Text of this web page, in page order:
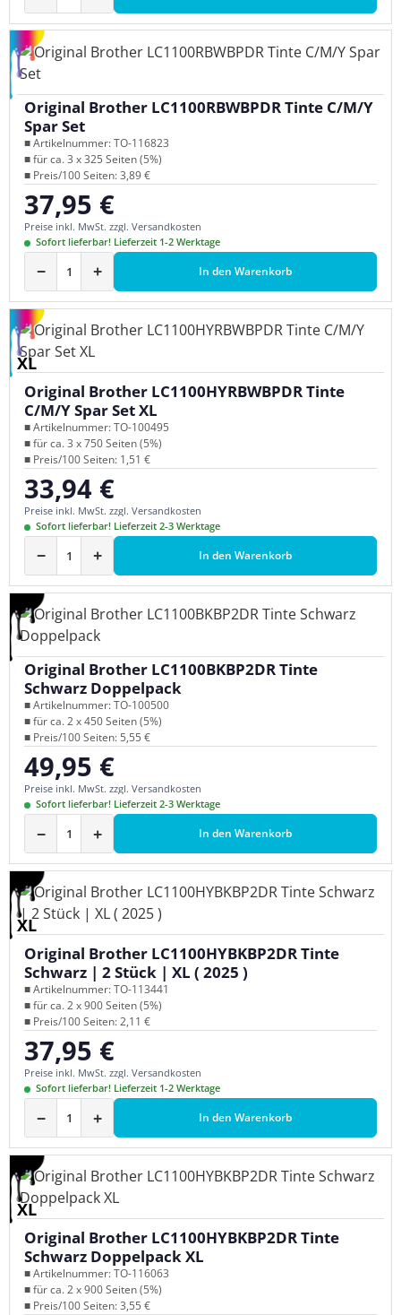
Original Brother LC1100RBWBPDR Tinte C/M/Y
Spar Set
■ Artikelnummer: TO-116823
■ für ca. 3 x 325 Seiten (5%)
■ Preis/100 Seiten: 3,89 €
Regulärer Preis:
37,95 €
Preise inkl. MwSt. zzgl. Versandkosten
Sofort lieferbar! Lieferzeit 1-2 Werktage
− + In den Warenkorb
XL
Original Brother LC1100HYRBWBPDR Tinte
C/M/Y Spar Set XL
■ Artikelnummer: TO-100495
■ für ca. 3 x 750 Seiten (5%)
■ Preis/100 Seiten: 1,51 €
Regulärer Preis:
33,94 €
Preise inkl. MwSt. zzgl. Versandkosten
Sofort lieferbar! Lieferzeit 2-3 Werktage
− + In den Warenkorb
Original Brother LC1100BKBP2DR Tinte
Schwarz Doppelpack
■ Artikelnummer: TO-100500
■ für ca. 2 x 450 Seiten (5%)
■ Preis/100 Seiten: 5,55 €
Regulärer Preis:
49,95 €
Preise inkl. MwSt. zzgl. Versandkosten
Sofort lieferbar! Lieferzeit 2-3 Werktage
− + In den Warenkorb
XL
Original Brother LC1100HYBKBP2DR Tinte
Schwarz | 2 Stück | XL ( 2025 )
■ Artikelnummer: TO-113441
■ für ca. 2 x 900 Seiten (5%)
■ Preis/100 Seiten: 2,11 €
Regulärer Preis:
37,95 €
Preise inkl. MwSt. zzgl. Versandkosten
Sofort lieferbar! Lieferzeit 1-2 Werktage
− + In den Warenkorb
XL
Original Brother LC1100HYBKBP2DR Tinte
Schwarz Doppelpack XL
■ Artikelnummer: TO-116063
■ für ca. 2 x 900 Seiten (5%)
■ Preis/100 Seiten: 3,55 €